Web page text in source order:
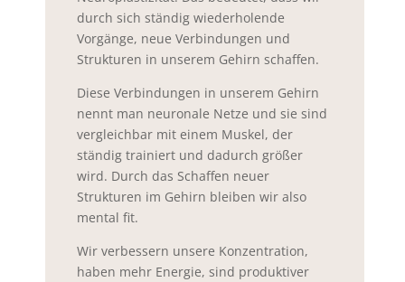
durch sich ständig wiederholende
Vorgänge, neue Verbindungen und
Strukturen in unserem Gehirn schaffen.
Diese Verbindungen in unserem Gehirn
nennt man neuronale Netze und sie sind
vergleichbar mit einem Muskel, der
ständig trainiert und dadurch größer
wird. Durch das Schaffen neuer
Strukturen im Gehirn bleiben wir also
mental fit.
Wir verbessern unsere Konzentration,
haben mehr Energie, sind produktiver